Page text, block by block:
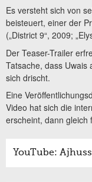
Es versteht sich von
beisteuert, einer der
(„District 9“, 2009;
Der Teaser-Trailer
Tatsache, dass Uwais
sich drischt.
Eine
Video hat sich die
erscheint, dann gleich
YouTube: